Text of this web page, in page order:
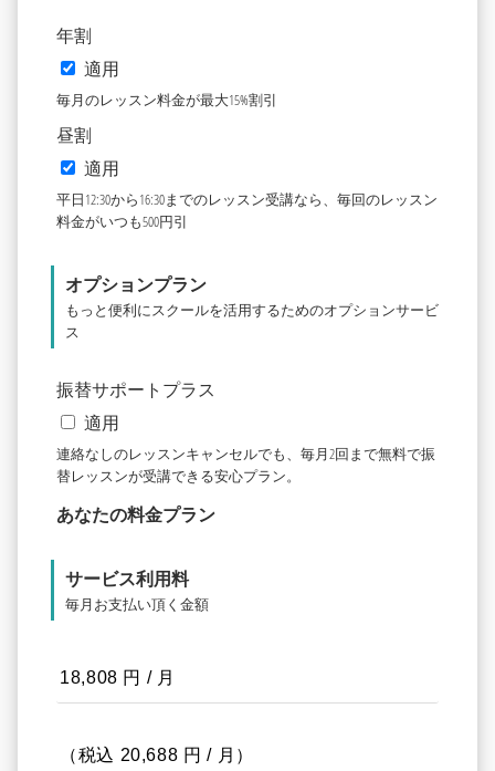
年割
適用
毎月のレッスン料金が最大15%割引
昼割
適用
平日12:30から16:30までのレッスン受講なら、毎回のレッスン
料金がいつも500円引
オプションプラン
もっと便利にスクールを活用するためのオプションサービ
ス
振替サポートプラス
適用
連絡なしのレッスンキャンセルでも、毎月2回まで無料で振
替レッスンが受講できる安心プラン。
あなたの料金プラン
サービス利用料
毎月お支払い頂く金額